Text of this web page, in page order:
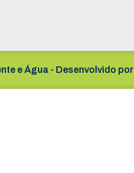
e Água - Desenvolvido por